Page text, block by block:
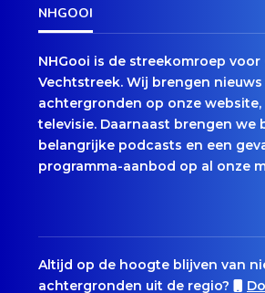
NHGOOI
NHGooi is de streekomroep voor
Vechtstreek. Wij brengen nieuws
achtergronden op onze website,
televisie. Daarnaast brengen we
belangrijke podcasts en een
programma-aanbod op al onze
Altijd op de hoogte blijven van
achtergronden uit de regio?